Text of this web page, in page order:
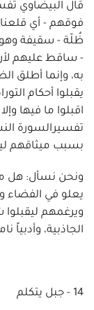
فوقهم - أي
ظُلّة - سقيفة وهو
- ساقط عليهم لأن
به، وإنما أطلق
يقبلوا أحكام
اقبلوا ما فيها
بسبب ميثاقهم
ونحن نسأل: هل
يعلو في الفضاء
ويرغمهم
الجاذبية، وأدبياً
14 - جبل يتكلم